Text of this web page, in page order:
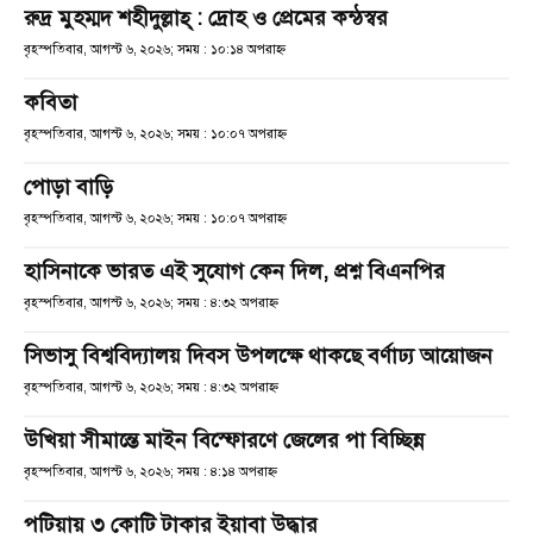
রুদ্র মুহম্মদ শহীদুল্লাহ্ : দ্রোহ ও প্রেমের কন্ঠস্বর
বৃহস্পতিবার, আগস্ট ৬, ২০২৬; সময় : ১০:১৪ অপরাহ্ণ
কবিতা
বৃহস্পতিবার, আগস্ট ৬, ২০২৬; সময় : ১০:০৭ অপরাহ্ণ
পোড়া বাড়ি
বৃহস্পতিবার, আগস্ট ৬, ২০২৬; সময় : ১০:০৭ অপরাহ্ণ
হাসিনাকে ভারত এই সুযোগ কেন দিল, প্রশ্ন বিএনপির
বৃহস্পতিবার, আগস্ট ৬, ২০২৬; সময় : ৪:৩২ অপরাহ্ণ
সিভাসু বিশ্ববিদ্যালয় দিবস উপলক্ষে থাকছে বর্ণাঢ্য আয়োজন
বৃহস্পতিবার, আগস্ট ৬, ২০২৬; সময় : ৪:৩২ অপরাহ্ণ
উখিয়া সীমান্তে মাইন বিস্ফোরণে জেলের পা বিচ্ছিন্ন
বৃহস্পতিবার, আগস্ট ৬, ২০২৬; সময় : ৪:১৪ অপরাহ্ণ
পটিয়ায় ৩ কোটি টাকার ইয়াবা উদ্ধার